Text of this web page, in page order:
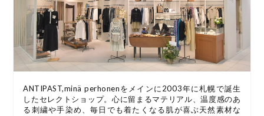
ANTIPAST,minä perhonenをメインに2003年に札幌で誕生
したセレクトショップ。心に留まるマテリアル、温度感のあ
る刺繍や手染め、毎日でも着たくなる肌が喜ぶ天然素材な